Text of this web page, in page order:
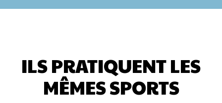
ILS PRATIQUENT LES
MÊMES SPORTS